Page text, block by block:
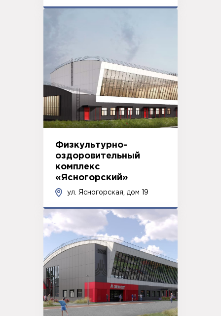
Физкультурно-
оздоровительный
комплекс
«Ясногорский»
ул. Ясногорская, дом 19